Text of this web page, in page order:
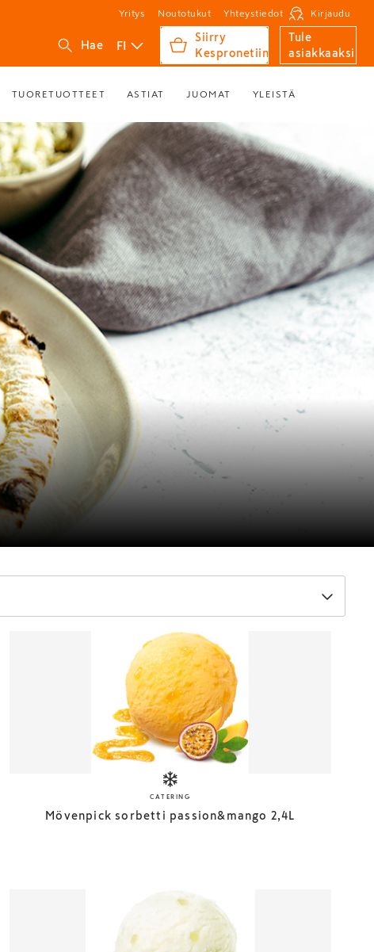
Yritys Noutotukut Yhteystiedot Kirjaudu
Hae FI
Siirry
Kespronetiin
Tule
asiakkaaksi
TUORETUOTTEET ASTIAT JUOMAT YLEISTÄ
CATERING
Mövenpick sorbetti passion&mango 2,4L